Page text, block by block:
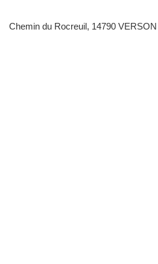
Chemin du Rocreuil, 14790 VERSON